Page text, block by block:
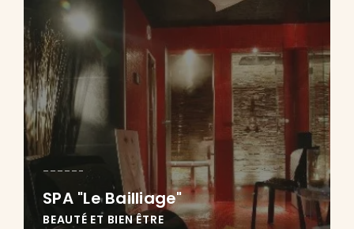
SPA "Le Bailliage"
BEAUTÉ ET BIEN ÊTRE